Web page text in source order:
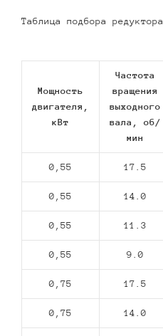
Таблица подбора редуктора
Мощность
двигателя,
кВт
Частота
вращения
выходного
вала, об/
мин
0,55 17.5
0,55 14.0
0,55 11.3
0,55 9.0
0,75 17.5
0,75 14.0